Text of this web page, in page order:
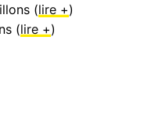
(lire +)
(lire +)